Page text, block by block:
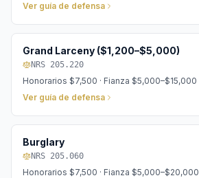
Ver guía de defensa
Grand Larceny ($1,200–$5,000)
NRS 205.220
Honorarios $7,500 · Fianza $5,000–$15,000
Ver guía de defensa
Burglary
NRS 205.060
Honorarios $7,500 · Fianza $5,000–$20,000